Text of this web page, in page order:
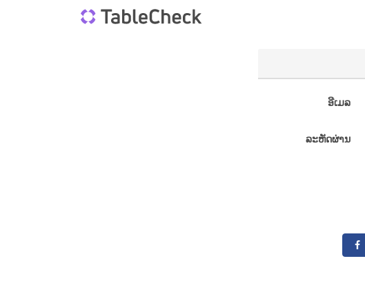
ອີເມລ
ລະຫັດຜ່ານ